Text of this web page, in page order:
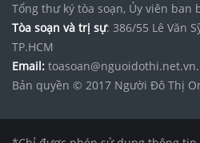
Tổng thư ký tòa soạn, Ủy viên ban
Tòa soạn và trị sự: 386/55 Lê Văn
TP.HCM
Email: toasoan@nguoidothi.net.vn.
Bản quyền © 2017 Người Đô Thị